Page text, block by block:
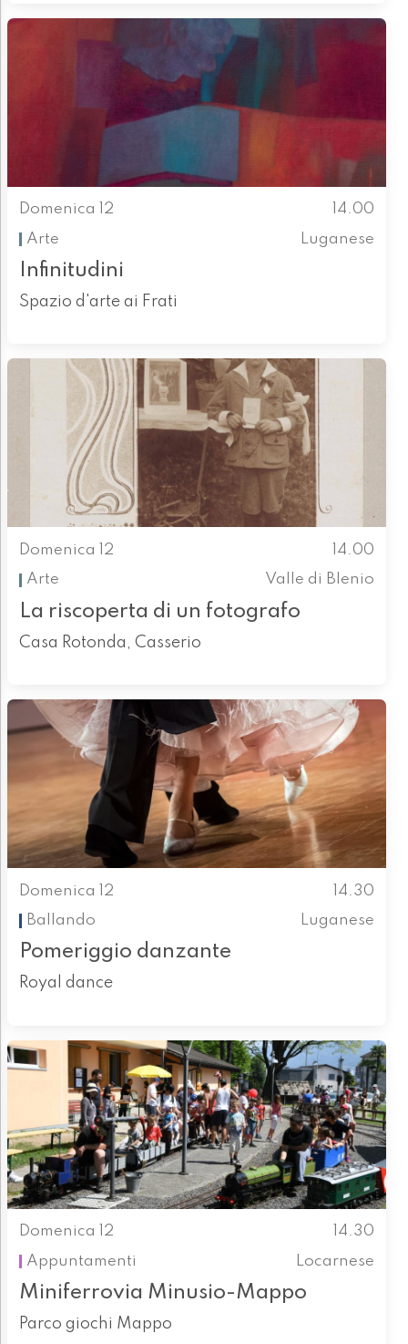
Domenica 12
14.00
Arte
Luganese
Infinitudini
Spazio d'arte ai Frati
Domenica 12
14.00
Arte
Valle di Blenio
La riscoperta di un fotografo
Casa Rotonda, Casserio
Domenica 12
14.30
Ballando
Luganese
Pomeriggio danzante
Royal dance
Domenica 12
14.30
Appuntamenti
Locarnese
Miniferrovia Minusio-Mappo
Parco giochi Mappo